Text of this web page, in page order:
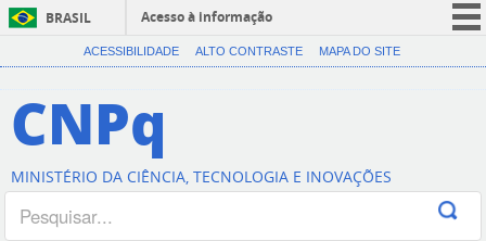
BRASIL
Acesso à informação
CORONAVÍRUS (COVID-19)
Canais
ACESSIBILIDADE ALTO CONTRASTE MAPA DO SITE
CNPq
MINISTÉRIO DA CIÊNCIA, TECNOLOGIA E INOVAÇÕES